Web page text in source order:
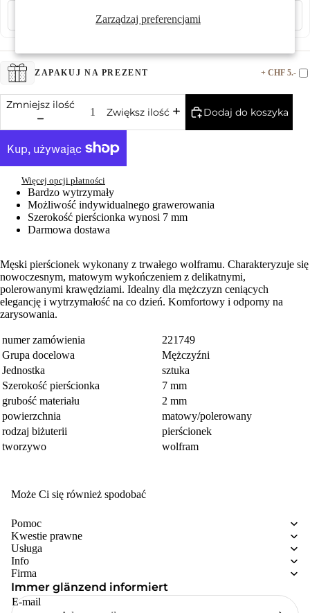
Zarządzaj preferencjami
ZAPAKUJ NA PREZENT + CHF 5.-
Zmniejsz ilość
Zwiększ ilość Dodaj do koszyka
Więcej opcji płatności
Bardzo wytrzymały
Możliwość indywidualnego grawerowania
Szerokość pierścionka wynosi 7 mm
Darmowa dostawa
Męski pierścionek wykonany z trwałego wolframu. Charakteryzuje się
nowoczesnym, matowym wykończeniem z delikatnymi,
polerowanymi krawędziami. Idealny dla mężczyzn ceniących
elegancję i wytrzymałość na co dzień. Komfortowy i odporny na
zarysowania.
numer zamówienia
221749
Grupa docelowa
Mężczyźni
Jednostka
sztuka
Szerokość pierścionka
7 mm
grubość materiału
2 mm
powierzchnia
matowy/polerowany
rodzaj biżuterii
pierścionek
tworzywo
wolfram
Może Ci się również spodobać
Pomoc
Kwestie prawne
Usługa
Info
Firma
Immer glänzend informiert
E-mail